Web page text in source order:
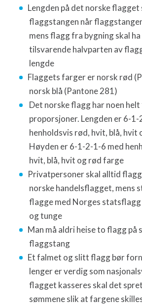
Lengden på det norske
flaggstangen når
mens flagg fra bygning skal
tilsvarende halvparten av
lengde
Flaggets farger er norsk rød
norsk blå (Pantone 281)
Det norske flagg har noen
proporsjoner. Lengden er 6-
henholdsvis rød, hvit, blå, hvit
Høyden er 6-1-2-1-6 med
hvit, blå, hvit og rød farge
Privatpersoner skal alltid
norske handelsflagget, mens
flagge med Norges
og tunge
Man må aldri heise to flagg på
flaggstang
Et falmet og slitt flagg bør
lenger er verdig som
flagget kasseres skal det
sømmene slik at fargene